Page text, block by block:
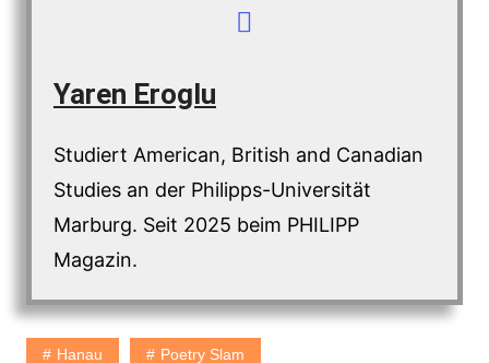
Yaren Eroglu
Studiert American, British and Canadian
Studies an der Philipps-Universität
Marburg. Seit 2025 beim PHILIPP
Magazin.
Hanau Poetry Slam